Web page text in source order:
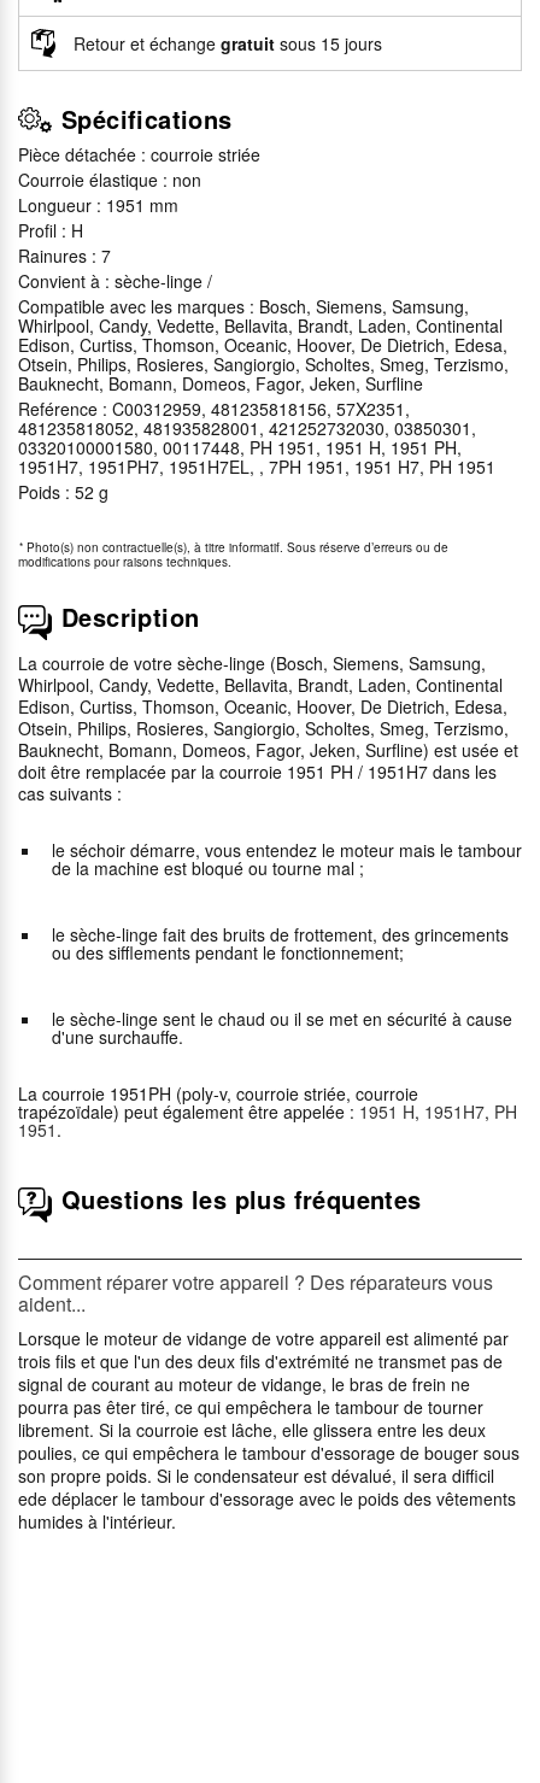
Retour et échange gratuit sous 15 jours
Spécifications
Pièce détachée : courroie striée
Courroie élastique : non
Longueur : 1951 mm
Profil : H
Rainures : 7
Convient à : sèche-linge /
Compatible avec les marques : Bosch, Siemens, Samsung,
Whirlpool, Candy, Vedette, Bellavita, Brandt, Laden, Continental
Edison, Curtiss, Thomson, Oceanic, Hoover, De Dietrich, Edesa,
Otsein, Philips, Rosieres, Sangiorgio, Scholtes, Smeg, Terzismo,
Bauknecht, Bomann, Domeos, Fagor, Jeken, Surfline
Reférence : C00312959, 481235818156, 57X2351,
481235818052, 481935828001, 421252732030, 03850301,
03320100001580, 00117448, PH 1951, 1951 H, 1951 PH,
1951H7, 1951PH7, 1951H7EL, , 7PH 1951, 1951 H7, PH 1951
Poids : 52 g
* Photo(s) non contractuelle(s), à titre informatif. Sous réserve d’erreurs ou de
modifications pour raisons techniques.
Description
La courroie de votre sèche-linge (Bosch, Siemens, Samsung,
Whirlpool, Candy, Vedette, Bellavita, Brandt, Laden, Continental
Edison, Curtiss, Thomson, Oceanic, Hoover, De Dietrich, Edesa,
Otsein, Philips, Rosieres, Sangiorgio, Scholtes, Smeg, Terzismo,
Bauknecht, Bomann, Domeos, Fagor, Jeken, Surfline) est usée et
doit être remplacée par la courroie 1951 PH / 1951H7 dans les
cas suivants :
le séchoir démarre, vous entendez le moteur mais le tambour
de la machine est bloqué ou tourne mal ;
le sèche-linge fait des bruits de frottement, des grincements
ou des sifflements pendant le fonctionnement;
le sèche-linge sent le chaud ou il se met en sécurité à cause
d'une surchauffe.
La courroie 1951PH (poly-v, courroie striée, courroie
trapézoïdale) peut également être appelée : 1951 H, 1951H7, PH
1951 .
Questions les plus fréquentes
Comment réparer votre appareil ? Des réparateurs vous
aident...
Lorsque le moteur de vidange de votre appareil est alimenté par
trois fils et que l'un des deux fils d'extrémité ne transmet pas de
signal de courant au moteur de vidange, le bras de frein ne
pourra pas êter tiré, ce qui empêchera le tambour de tourner
librement. Si la courroie est lâche, elle glissera entre les deux
poulies, ce qui empêchera le tambour d'essorage de bouger sous
son propre poids. Si le condensateur est dévalué, il sera difficil
ede déplacer le tambour d'essorage avec le poids des vêtements
humides à l'intérieur.